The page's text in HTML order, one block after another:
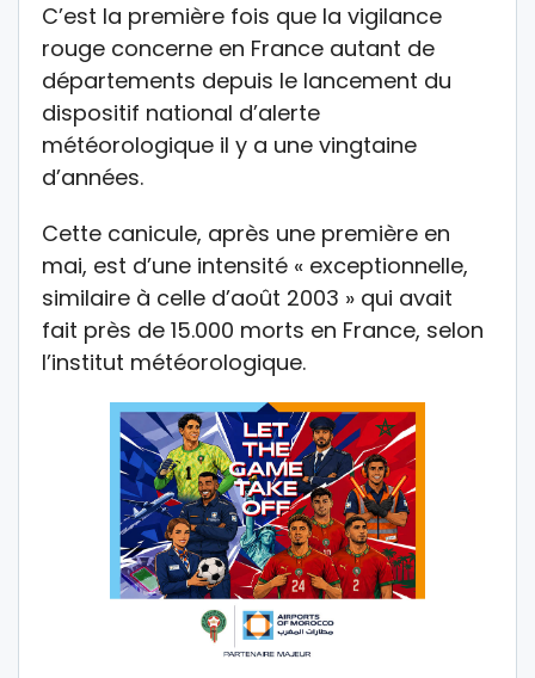
C’est la première fois que la vigilance
rouge concerne en France autant de
départements depuis le lancement du
dispositif national d’alerte
météorologique il y a une vingtaine
d’années.
Cette canicule, après une première en
mai, est d’une intensité « exceptionnelle,
similaire à celle d’août 2003 » qui avait
fait près de 15.000 morts en France, selon
l’institut météorologique.